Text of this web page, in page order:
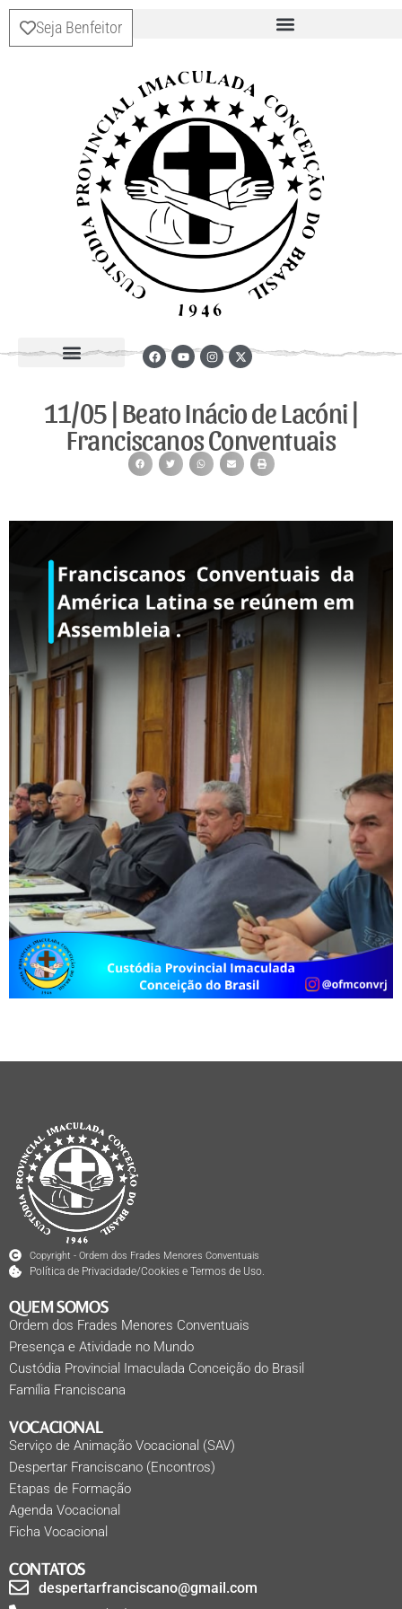
Seja Benfeitor
11/05 | Beato Inácio de Lacóni |
Franciscanos Conventuais
Copyright - Ordem dos Frades Menores Conventuais
Política de Privacidade/Cookies e Termos de Uso.
QUEM SOMOS
Ordem dos Frades Menores Conventuais
Presença e Atividade no Mundo
Custódia Provincial Imaculada Conceição do Brasil
Família Franciscana
VOCACIONAL
Serviço de Animação Vocacional (SAV)
Despertar Franciscano (Encontros)
Etapas de Formação
Agenda Vocacional
Ficha Vocacional
CONTATOS
despertarfranciscano@gmail.com